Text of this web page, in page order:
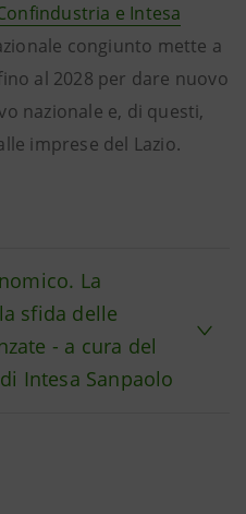
e Intesa
congiunto mette a
al 2028 per dare nuovo
nazionale e, di questi,
imprese del Lazio.
La
sfida delle
- a cura del
Intesa Sanpaolo